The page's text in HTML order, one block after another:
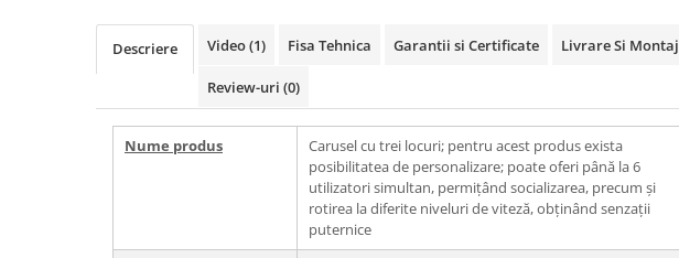
Panouri pentru informare/Marcaje
Foisoare si pergole
Descriere Video(1) Fisa Tehnica Garantii si Certificate Livrare Si Montaj
Review-uri (0)
Nume produs
Carusel cu trei locuri; pentru acest produs exista
posibilitatea de personalizare; poate oferi până la 6
utilizatori simultan, permițând socializarea, precum și
rotirea la diferite niveluri de viteză, obținând senzații
puternice